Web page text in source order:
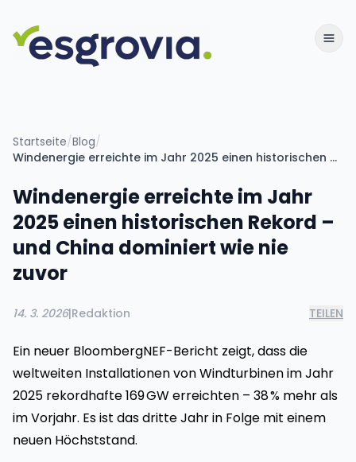
Startseite/Blog/
Windenergie erreichte im Jahr 2025 einen historischen Rekord – und China dominiert wie nie zuvor
Windenergie erreichte im Jahr
2025 einen historischen Rekord –
und China dominiert wie nie
zuvor
14. 3. 2026|Redaktion TEILEN
Ein neuer BloombergNEF-Bericht zeigt, dass die
weltweiten Installationen von Windturbinen im Jahr
2025 rekordhafte 169 GW erreichten – 38 % mehr als
im Vorjahr. Es ist das dritte Jahr in Folge mit einem
neuen Höchststand.